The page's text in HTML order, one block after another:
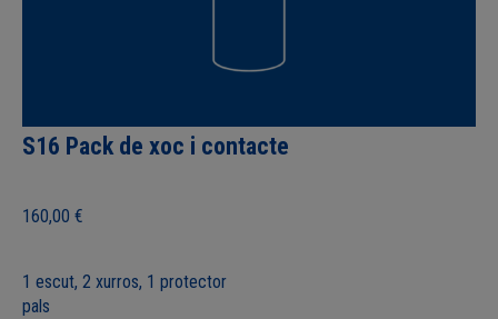
S16 Pack de xoc i contacte
160,00 €
1 escut, 2 xurros, 1 protector
pals